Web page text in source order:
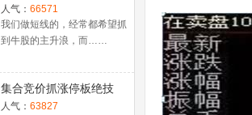
一时间介入牛股主升浪捕
捉涨停板的技巧（图解）
人气： 66571
我们做短线的，经常都希望抓
到牛股的主升浪，而……
集合竞价抓涨停板绝技
（附公式源码）
人气： 63827